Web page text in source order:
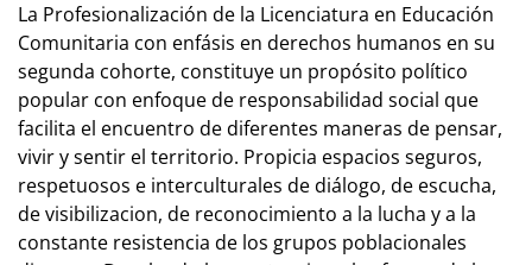
La Profesionalización de la Licenciatura en Educación
Comunitaria con enfásis en derechos humanos en su
segunda cohorte, constituye un propósito político
popular con enfoque de responsabilidad social que
facilita el encuentro de diferentes maneras de pensar,
vivir y sentir el territorio. Propicia espacios seguros,
respetuosos e interculturales de diálogo, de escucha,
de visibilizacion, de reconocimiento a la lucha y a la
constante resistencia de los grupos poblacionales